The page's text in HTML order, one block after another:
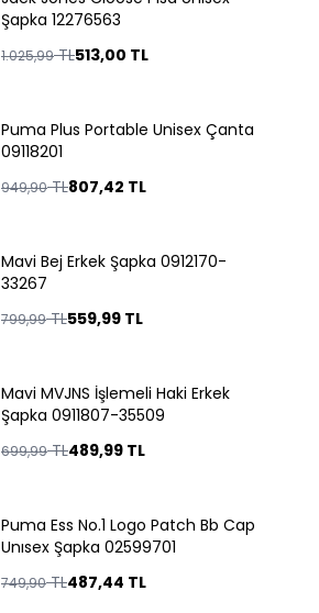
Şapka 12276563
1.025,99TL513,00 TL
%15
Puma Plus Portable Unisex Çanta
09118201
949,90TL807,42 TL
%30
Mavi Bej Erkek Şapka 0912170-
33267
799,99TL559,99 TL
%30
Mavi MVJNS İşlemeli Haki Erkek
Şapka 0911807-35509
699,99TL489,99 TL
%35
Puma Ess No.1 Logo Patch Bb Cap
Unısex Şapka 02599701
749,90TL487,44 TL